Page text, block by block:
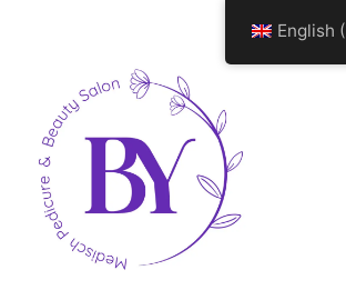
English